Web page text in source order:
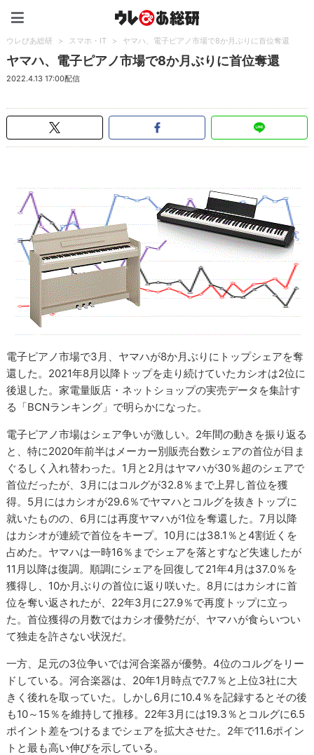
ウレぴあ総研 > スマホ・IT > ヤマハ、電子ピアノ市場で8か月ぶりに首位奪還
ヤマハ、電子ピアノ市場で8か月ぶりに首位奪還
2022.4.13 17:00配信
電子ピアノ市場で3月、ヤマハが8か月ぶりにトップシェアを奪
還した。2021年8月以降トップを走り続けていたカシオは2位に
後退した。家電量販店・ネットショップの実売データを集計す
る「BCNランキング」で明らかになった。
電子ピアノ市場はシェア争いが激しい。2年間の動きを振り返る
と、特に2020年前半はメーカー別販売台数シェアの首位が目ま
ぐるしく入れ替わった。1月と2月はヤマハが30％超のシェアで
首位だったが、3月にはコルグが32.8％まで上昇し首位を獲
得。5月にはカシオが29.6％でヤマハとコルグを抜きトップに
就いたものの、6月には再度ヤマハが1位を奪還した。7月以降
はカシオが連続で首位をキープ。10月には38.1％と4割近くを
占めた。ヤマハは一時16％までシェアを落とすなど失速したが
11月以降は復調。順調にシェアを回復して21年4月は37.0％を
獲得し、10か月ぶりの首位に返り咲いた。8月にはカシオに首
位を奪い返されたが、22年3月に27.9％で再度トップに立っ
た。首位獲得の月数ではカシオ優勢だが、ヤマハが食らいつい
て独走を許さない状況だ。
一方、足元の3位争いでは河合楽器が優勢。4位のコルグをリー
ドしている。河合楽器は、20年1月時点で7.7％と上位3社に大
きく後れを取っていた。しかし6月に10.4％を記録するとその後
も10～15％を維持して推移。22年3月には19.3％とコルグに6.5
ポイント差をつけるまでシェアを拡大させた。2年で11.6ポイン
トと最も高い伸びを示している。